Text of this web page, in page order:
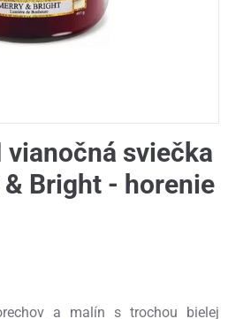
vianočná sviečka
Bright - horenie
a malín s trochou bielej